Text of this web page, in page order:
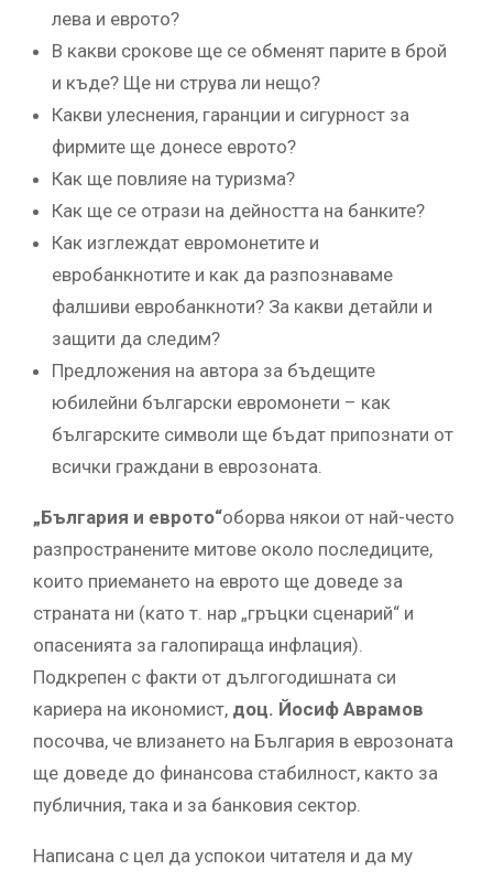
лева и еврото?
В какви срокове ще се обменят парите в брой
и къде? Ще ни струва ли нещо?
Какви улеснения, гаранции и сигурност за
фирмите ще донесе еврото?
Как ще повлияе на туризма?
Как ще се отрази на дейността на банките?
Как изглеждат евромонетите и
евробанкнотите и как да разпознаваме
фалшиви евробанкноти? За какви детайли и
защити да следим?
Предложения на автора за бъдещите
юбилейни български евромонети – как
българските символи ще бъдат припознати от
всички граждани в еврозоната.
„България и еврото“оборва някои от най-често
разпространените митове около последиците,
които приемането на еврото ще доведе за
страната ни (като т. нар „гръцки сценарий“ и
опасенията за галопираща инфлация).
Подкрепен с факти от дългогодишната си
кариера на икономист, доц. Йосиф Аврамов
посочва, че влизането на България в еврозоната
ще доведе до финансова стабилност, както за
публичния, така и за банковия сектор.
Написана с цел да успокои читателя и да му